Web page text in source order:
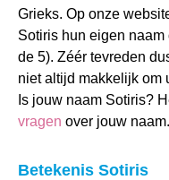
Grieks. Op onze
Sotiris hun eigen
de 5). Zéér tevreden
niet altijd makkelijk om
Is jouw naam Sotiris?
vragen over jouw naam.
Betekenis Sotiris